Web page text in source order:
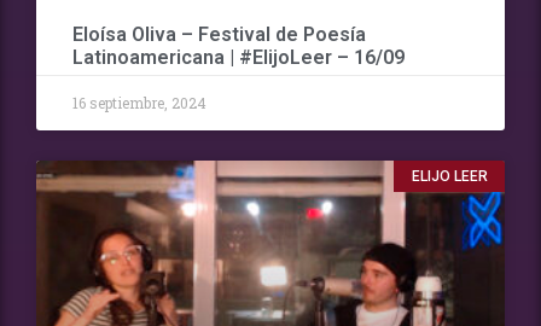
Eloísa Oliva – Festival de Poesía
Latinoamericana | #ElijoLeer – 16/09
16 septiembre, 2024
ELIJO LEER